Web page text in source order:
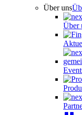
Über uns
Über